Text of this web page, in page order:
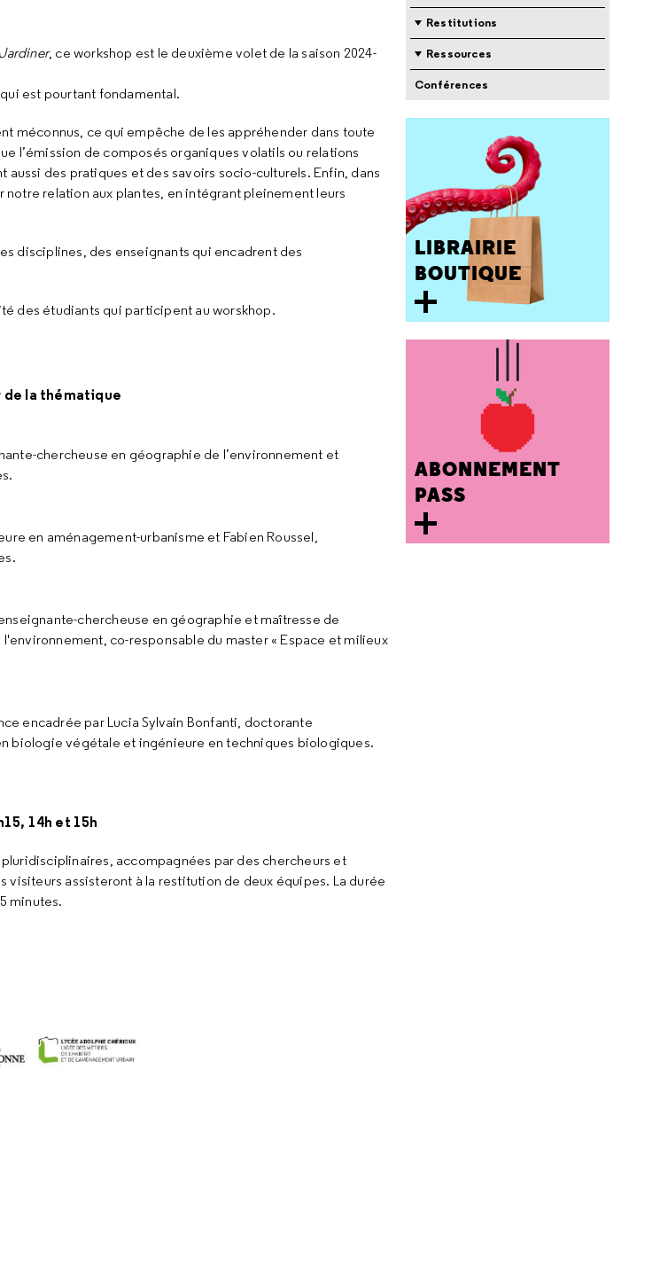
Jardiner, ce workshop est le deuxième volet de la saison 2024-
est pourtant fondamental.
méconnus, ce qui empêche de les appréhender dans toute
l’émission de composés organiques volatils ou relations
des pratiques et des savoirs socio-culturels. Enfin, dans
relation aux plantes, en intégrant pleinement leurs
disciplines, des enseignants qui encadrent des
des étudiants qui participent au worskhop.
de la thématique
chercheuse en géographie de l’environnement et
en aménagement-urbanisme et Fabien Roussel,
chercheuse en géographie et maîtresse de
co-responsable du master « Espace et milieux
encadrée par Lucia Sylvain Bonfanti, doctorante
biologie végétale et ingénieure en techniques biologiques.
14h et 15h
accompagnées par des chercheurs et
visiteurs assisteront à la restitution de deux équipes. La durée
minutes.
Restitutions
Ressources
Conférences
LIBRAIRIE
BOUTIQUE
ABONNEMENT
PASS